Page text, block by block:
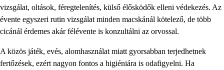
vizsgálat, oltások, féregtelenítés, külső élősködők elleni védekezés. Az
évente egyszeri rutin vizsgálat minden macskánál kötelező, de több
cicánál érdemes akár félévente is konzultálni az orvossal.
A közös játék, evés, alomhasználat miatt gyorsabban terjedhetnek
fertőzések, ezért nagyon fontos a higiéniára is odafigyelni. Ha